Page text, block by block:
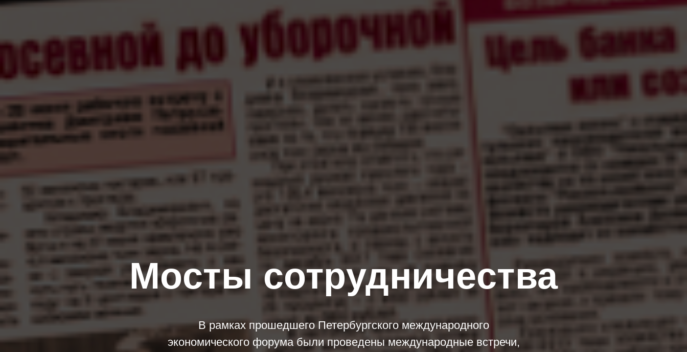
Мосты сотрудничества
В рамках прошедшего Петербургского международного
экономического форума были проведены международные встречи,